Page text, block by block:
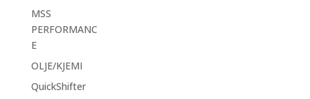
MSS
PERFORMANC
E
OLJE/KJEMI
QuickShifter